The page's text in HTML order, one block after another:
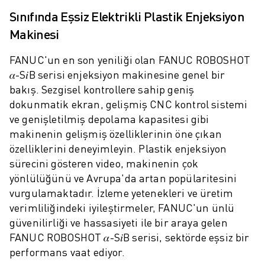
ROBOSHOT TOPLAM SAHIP OLMA MALIYETI
TEL EROZYON MAKINELERI
ROBOCUT DONANIM
ROBOCUT YAZILIMI
ROBOCUT ÖNLEYICI BAKIM
ROBOCUT SÜRDÜRÜLEBILIRLIK
IIOT ÇÖZÜMLERI
AKILLI FABRIKA ÇÖZÜMLERI
ÜRETIM VERIMLILIĞINI ARTIRMAK IÇIN AKILLI FABRIKA ÇÖZÜMLERI
ÜRÜN KAYDI » FANUC PORTAL
VAKA ÇALIŞMALARI
ÇÖZÜMLER
ENDÜSTRILER
TÜM SEKTÖRLER
HAVACILIK
OTOMOTIV
Sınıfında Eşsiz Elektrikli Plastik Enjeksiyon
Makinesi
FANUC'un en son yeniliği olan FANUC ROBOSHOT
𝛼-S𝑖B serisi enjeksiyon makinesine genel bir
bakış. Sezgisel kontrollere sahip geniş
dokunmatik ekran, gelişmiş CNC kontrol sistemi
ve genişletilmiş depolama kapasitesi gibi
makinenin gelişmiş özelliklerinin öne çıkan
özelliklerini deneyimleyin. Plastik enjeksiyon
sürecini gösteren video, makinenin çok
yönlülüğünü ve Avrupa'da artan popülaritesini
vurgulamaktadır. İzleme yetenekleri ve üretim
verimliliğindeki iyileştirmeler, FANUC'un ünlü
güvenilirliği ve hassasiyeti ile bir araya gelen
FANUC ROBOSHOT 𝛼-S𝑖B serisi, sektörde eşsiz bir
performans vaat ediyor.